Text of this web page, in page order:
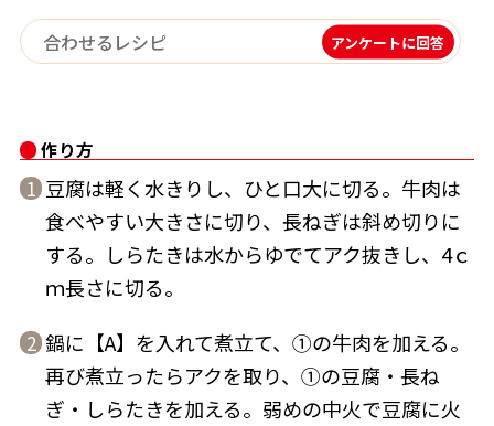
新鮮一番 『氷熟®』
アンケートに回答
作り方
1 豆腐は軽く水きりし、ひと口大に切る。牛肉は
食べやすい大きさに切り、長ねぎは斜め切りに
する。しらたきは水からゆでてアク抜きし、4ｃ
ｍ長さに切る。
2 鍋に【A】を入れて煮立て、①の牛肉を加える。
再び煮立ったらアクを取り、①の豆腐・長ね
ぎ・しらたきを加える。弱めの中火で豆腐に火